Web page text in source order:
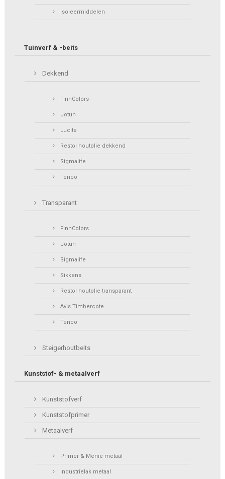
Isoleermiddelen
Tuinverf & -beits
Dekkend
FinnColors
Jotun
Lucite
Restol houtolie dekkend
Sigmalife
Tenco
Transparant
FinnColors
Jotun
Sigmalife
Sikkens
Restol houtolie transparant
Avis Timbercote
Tenco
Steigerhoutbeits
Kunststof- & metaalverf
Kunststofverf
Kunststofprimer
Metaalverf
Primer & Menie metaal
Industrielak metaal